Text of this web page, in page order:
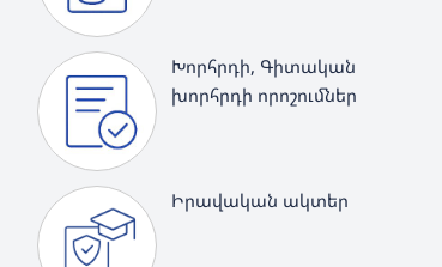
Խորհրդի, Գիտական
խորհրդի որոշումներ
Իրավական ակտեր